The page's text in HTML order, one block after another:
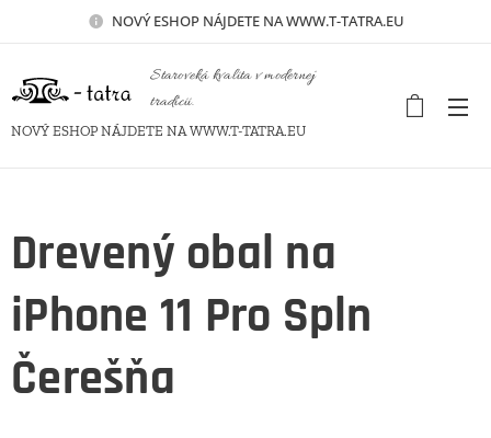
NOVÝESHOP NÁJDETE NA WWW.T-TATRA.EU
Staroveká kvalita v modernej
tradícii.
NOVÝ ESHOP NÁJDETE NA WWW.T-TATRA.EU
Drevený obal na
iPhone 11 Pro Spln
Čerešňa